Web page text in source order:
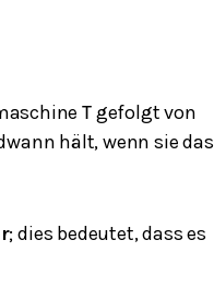
T gefolgt von
hält, wenn sie das
; dies bedeutet, dass es